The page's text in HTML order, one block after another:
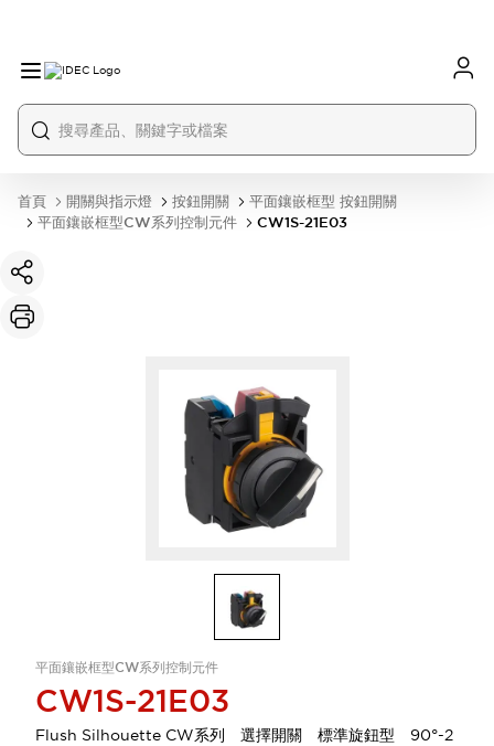
首頁 開關與指示燈 按鈕開關
平面鑲嵌框型 按鈕開關
平面鑲嵌框型CW系列控制元件
CW1S-21E03
平面鑲嵌框型CW系列控制元件
CW1S-21E03
Flush Silhouette CW系列 選擇開關 標準旋鈕型 90°-2